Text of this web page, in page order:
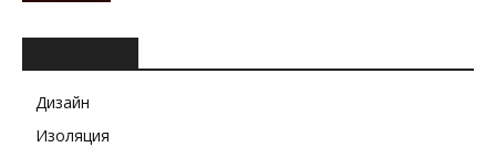
Дизайн
Изоляция